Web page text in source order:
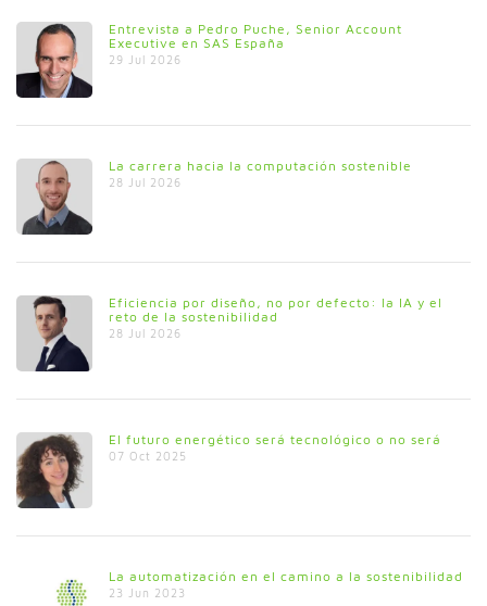
Entrevista a Pedro Puche, Senior Account
Executive en SAS España
29 Jul 2026
La carrera hacia la computación sostenible
28 Jul 2026
Eficiencia por diseño, no por defecto: la IA y el
reto de la sostenibilidad
28 Jul 2026
El futuro energético será tecnológico o no será
07 Oct 2025
La automatización en el camino a la sostenibilidad
23 Jun 2023